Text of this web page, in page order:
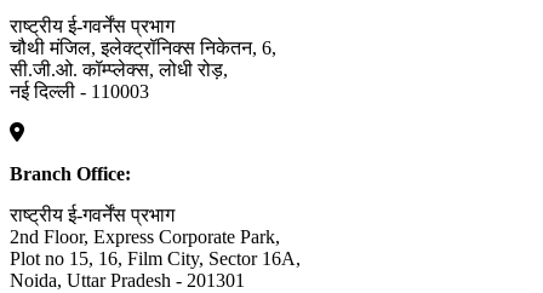
राष्ट्रीय ई-गवर्नेंस प्रभाग
चौथी मंजिल, इलेक्ट्रॉनिक्स निकेतन, 6,
सी.जी.ओ. कॉम्प्लेक्स, लोधी रोड़,
नई दिल्ली - 110003
Branch Office:
राष्ट्रीय ई-गवर्नेंस प्रभाग
2nd Floor, Express Corporate Park,
Plot no 15, 16, Film City, Sector 16A,
Noida, Uttar Pradesh - 201301